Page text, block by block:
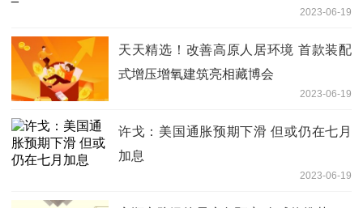
2023-06-19
天天精选！改善高原人居环境 首款装配
式增压增氧建筑亮相藏博会
2023-06-19
许戈：美国通胀预期下滑 但或仍在七月
加息
2023-06-19